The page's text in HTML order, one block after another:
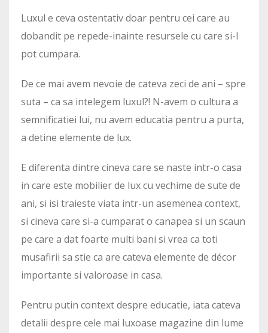
Luxul e ceva ostentativ doar pentru cei care au
dobandit pe repede-inainte resursele cu care si-l
pot cumpara.
De ce mai avem nevoie de cateva zeci de ani – spre
suta – ca sa intelegem luxul?! N-avem o cultura a
semnificatiei lui, nu avem educatia pentru a purta,
a detine elemente de lux.
E diferenta dintre cineva care se naste intr-o casa
in care este mobilier de lux cu vechime de sute de
ani, si isi traieste viata intr-un asemenea context,
si cineva care si-a cumparat o canapea si un scaun
pe care a dat foarte multi bani si vrea ca toti
musafirii sa stie ca are cateva elemente de décor
importante si valoroase in casa.
Pentru putin context despre educatie, iata cateva
detalii despre cele mai luxoase magazine din lume